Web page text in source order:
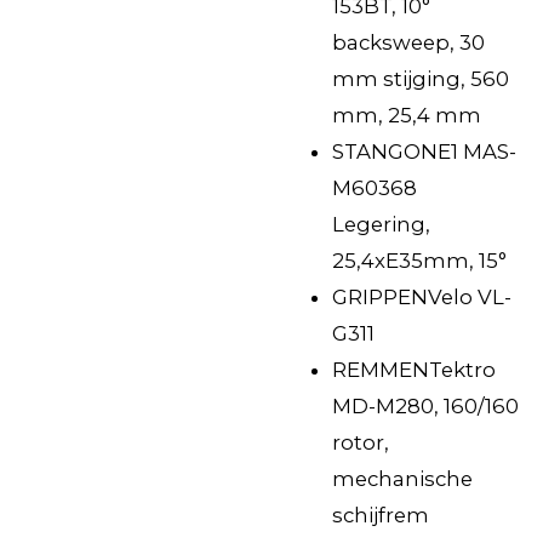
153BT, 10°
backsweep, 30
mm stijging, 560
mm, 25,4 mm
STANGONE1 MAS-
M60368
Legering,
25,4xE35mm, 15°
GRIPPENVelo VL-
G311
REMMENTektro
MD-M280, 160/160
rotor,
mechanische
schijfrem